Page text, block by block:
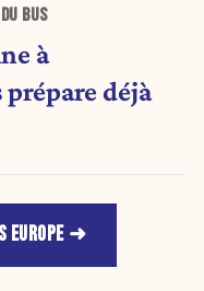
BUS
à
déjà
EUROPE